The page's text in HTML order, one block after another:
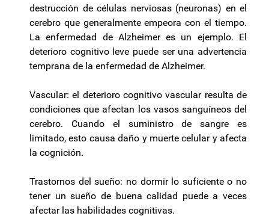
destrucción de células nerviosas (neuronas) en el
cerebro que generalmente empeora con el tiempo.
La enfermedad de Alzheimer es un ejemplo. El
deterioro cognitivo leve puede ser una advertencia
temprana de la enfermedad de Alzheimer.
Vascular: el deterioro cognitivo vascular resulta de
condiciones que afectan los vasos sanguíneos del
cerebro. Cuando el suministro de sangre es
limitado, esto causa daño y muerte celular y afecta
la cognición.
Trastornos del sueño: no dormir lo suficiente o no
tener un sueño de buena calidad puede a veces
afectar las habilidades cognitivas.